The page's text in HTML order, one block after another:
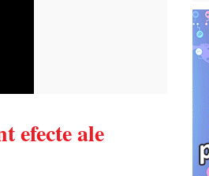
efecte ale